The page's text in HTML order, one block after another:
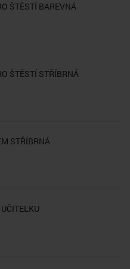
ŠTĚSTÍ BAREVNÁ
ŠTĚSTÍ STŘÍBRNÁ
STŘÍBRNÁ